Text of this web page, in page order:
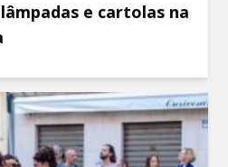
e cartolas na